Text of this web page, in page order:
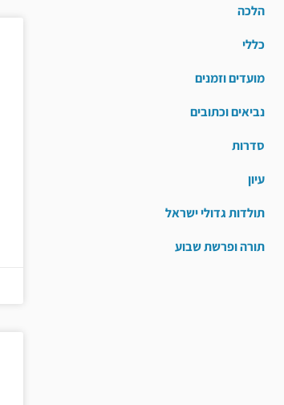
הלכה
כללי
מועדים וזמנים
נביאים וכתובים
סדרות
עיון
תולדות גדולי ישראל
תורה ופרשת שבוע